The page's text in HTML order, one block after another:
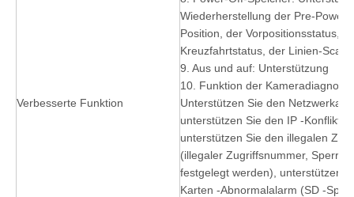
Verbesserte Funktion
Wiederherstellung der Pre-Power-
Position, der Vorpositionsstatus,
Kreuzfahrtstatus, der Linien-Scan-
9. Aus und auf: Unterstützung
10. Funktion der Kameradiagnose:
Unterstützen Sie den
unterstützen Sie den IP -
unterstützen Sie den illegalen
(illegaler Zugriffsnummer,
festgelegt werden), unterstützen
Karten -Abnormalalarm (SD -